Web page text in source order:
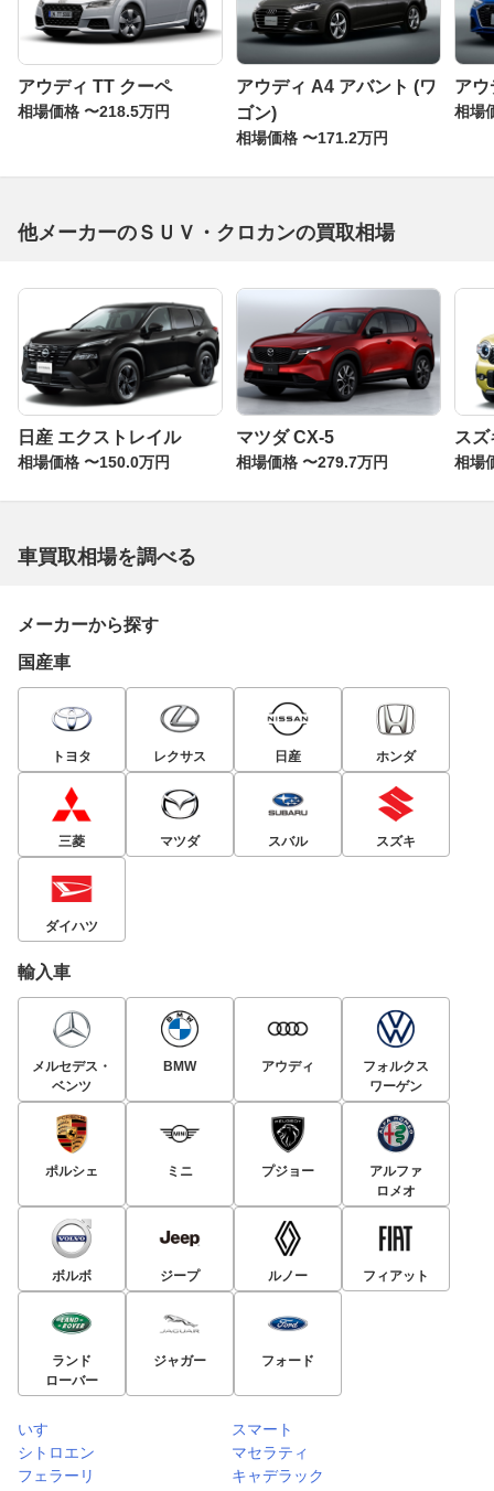
アウディ TT クーペ
相場価格 〜218.5万円
アウディ A4 アバント (ワ
ゴン)
相場価格 〜171.2万円
ア
相場
他メーカーのＳＵＶ・クロカンの買取相場
日産 エクストレイル
相場価格 〜150.0万円
マツダ CX-5
相場価格 〜279.7万円
ス
相場
車買取相場を調べる
メーカーから探す
国産車
トヨタ レクサス 日産 ホンダ
三菱 マツダ スバル スズキ
ダイハツ
輸入車
メルセデス・
ベンツ
BMW アウディ
フォルクス
ワーゲン
ポルシェ ミニ プジョー
アルファ
ロメオ
ボルボ ジープ ルノー フィアット
ランド
ローバー
ジャガー フォード
いすゞ
スマート
シトロエン
マセラティ
フェラーリ
キャデラック